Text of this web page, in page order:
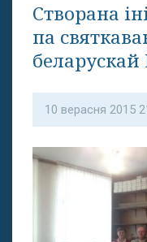
Створана
па
беларускай
10 верасня 2015